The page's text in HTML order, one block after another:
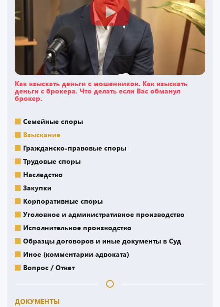
Как взыскать деньги с мошенников. Как взыскать
деньги с брокера. Что делать если Вас обманул
брокер.
Семейные споры
Взыскание
Гражданско-правовые споры
Трудовые споры
Наследство
Закупки
Корпоративные споры
Уголовное и административное производство
Исполнительное производство
Образцы договоров и иные документы в Суд
Иное (комментарии адвоката)
Вопрос / Ответ
ДОКУМЕНТЫ